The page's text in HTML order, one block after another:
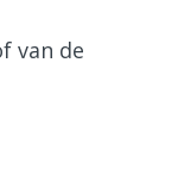
van de